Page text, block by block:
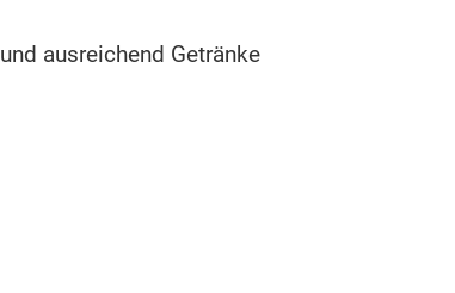
und ausreichend Getränke